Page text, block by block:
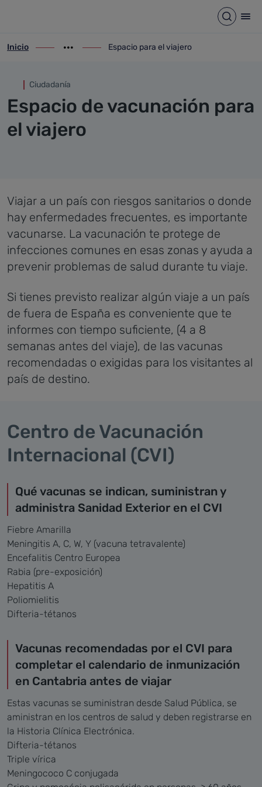
Abrir
ir-a inicio
Inicio
Mostrar opciones del camino de migas
ir-a Espacio para el viajero
Espacio para el viajero
Ciudadanía
Espacio de vacunación para
el viajero
Viajar a un país con riesgos sanitarios o donde
hay enfermedades frecuentes, es importante
vacunarse. La vacunación te protege de
infecciones comunes en esas zonas y ayuda a
prevenir problemas de salud durante tu viaje.
Si tienes previsto realizar algún viaje a un país
de fuera de España es conveniente que te
informes con tiempo suficiente, (4 a 8
semanas antes del viaje), de las vacunas
recomendadas o exigidas para los visitantes al
país de destino.
Centro de Vacunación
Internacional (CVI)
Qué vacunas se indican, suministran y
administra Sanidad Exterior en el CVI
Fiebre Amarilla
Meningitis A, C, W, Y (vacuna tetravalente)
Encefalitis Centro Europea
Rabia (pre-exposición)
Hepatitis A
Poliomielitis
Difteria-tétanos
Vacunas recomendadas por el CVI para
completar el calendario de inmunización
en Cantabria antes de viajar
Estas vacunas se suministran desde Salud Pública, se
aministran en los centros de salud y deben registrarse en
la Historia Clínica Electrónica.
Difteria-tétanos
Triple vírica
Meningococo C conjugada